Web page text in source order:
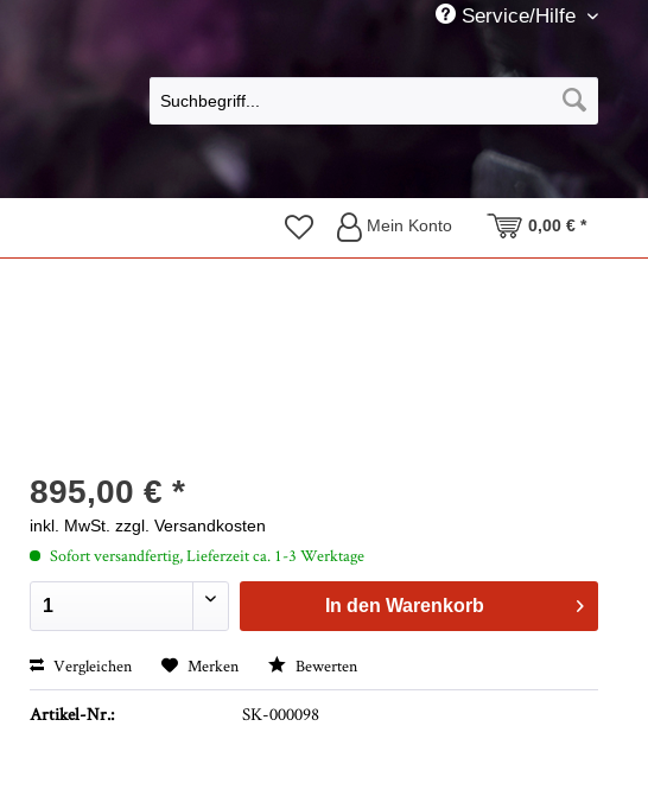
Service/Hilfe
Mein Konto 0,00 € *
895,00 € *
inkl. MwSt.zzgl. Versandkosten
Sofort versandfertig, Lieferzeit ca. 1-3 Werktage
In den Warenkorb
Vergleichen Merken Bewerten
Artikel-Nr.: SK-000098